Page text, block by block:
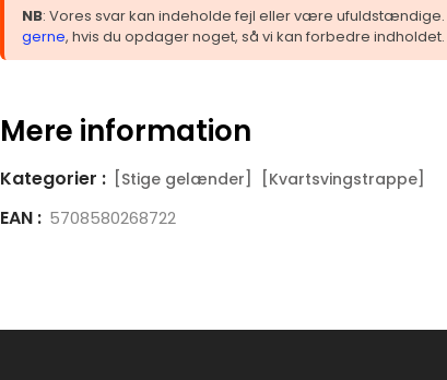
NB: Vores svar kan indeholde fejl eller være ufuldstændige.
gerne, hvis du opdager noget, så vi kan forbedre indholdet.
Mere information
Kategorier : [Stige gelænder] [Kvartsvingstrappe]
EAN : 5708580268722